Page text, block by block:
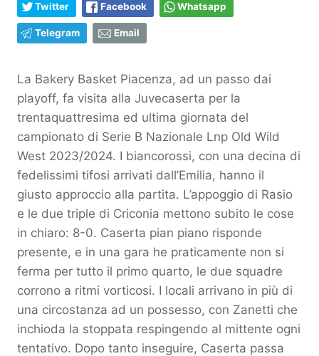
Twitter Facebook Whatsapp
Telegram Email
La Bakery Basket Piacenza, ad un passo dai
playoff, fa visita alla Juvecaserta per la
trentaquattresima ed ultima giornata del
campionato di Serie B Nazionale Lnp Old Wild
West 2023/2024. I biancorossi, con una decina di
fedelissimi tifosi arrivati dall’Emilia, hanno il
giusto approccio alla partita. L’appoggio di Rasio
e le due triple di Criconia mettono subito le cose
in chiaro: 8-0. Caserta pian piano risponde
presente, e in una gara he praticamente non si
ferma per tutto il primo quarto, le due squadre
corrono a ritmi vorticosi. I locali arrivano in più di
una circostanza ad un possesso, con Zanetti che
inchioda la stoppata respingendo al mittente ogni
tentativo. Dopo tanto inseguire, Caserta passa